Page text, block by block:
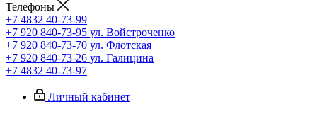
Телефоны
+7 4832 40-73-99
+7 920 840-73-95 ул. Войстроченко
+7 920 840-73-70 ул. Флотская
+7 920 840-73-26 ул. Галицина
+7 4832 40-73-97
Личный кабинет